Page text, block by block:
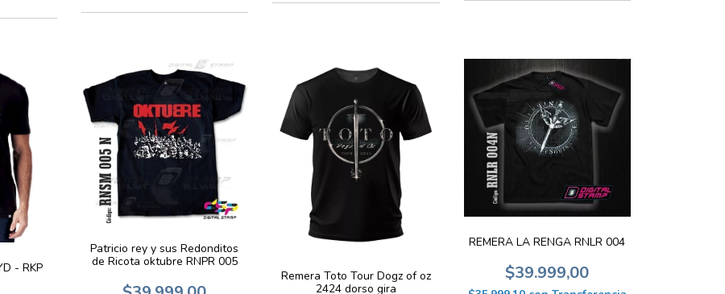
- RKP
Patricio rey y sus Redonditos
de Ricota oktubre RNPR 005
Remera Toto Tour Dogz of oz
2424 dorso gira
REMERA LA RENGA RNLR 004
$39.999,00